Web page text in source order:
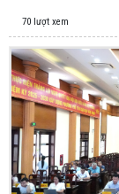
70 lượt xem